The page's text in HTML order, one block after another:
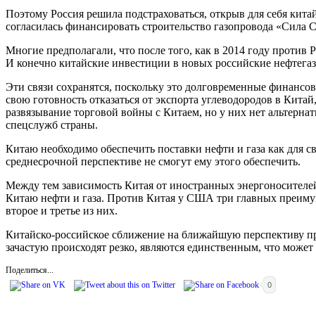
Поэтому Россия решила подстраховаться, открыв для себя
согласилась финансировать строительство газопровода
Многие предполагали, что после того, как в 2014 году
И конечно китайские инвестиции в новых российские
Эти связи сохранятся, поскольку это долговременные
свою готовность отказаться от экспорта углеводородов в
развязывание торговой войны с Китаем, но у них нет
спецслужб страны.
Китаю необходимо обеспечить поставки нефти и газа как для
среднесрочной перспективе не смогут ему этого обеспечить.
Между тем зависимость Китая от иностранных
Китаю нефти и газа. Против Китая у США три главных
второе и третье из них.
Китайско-российское сближение на ближайшую перспективу
зачастую происходят резко, являются единственным, что может
Поделиться...
0